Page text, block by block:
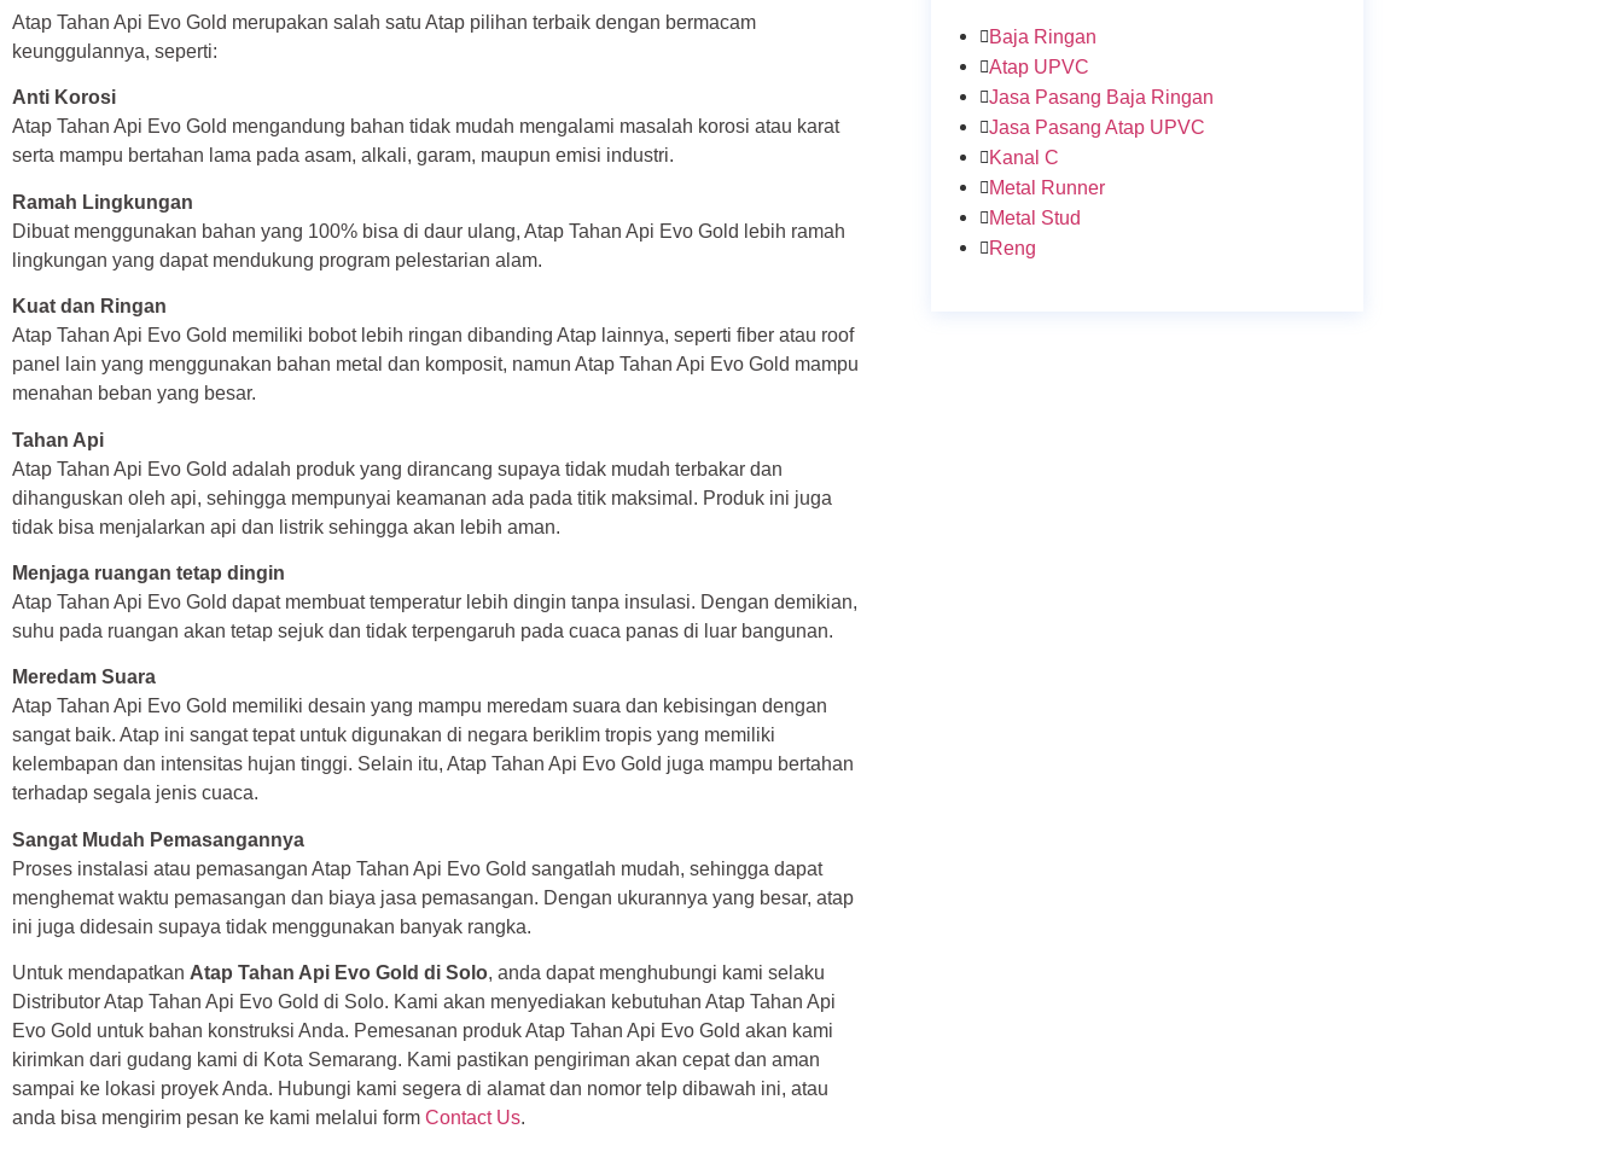
Atap Tahan Api Evo Gold merupakan salah satu Atap pilihan terbaik dengan bermacam
keunggulannya, seperti:
Anti Korosi
Atap Tahan Api Evo Gold mengandung bahan tidak mudah mengalami masalah korosi atau karat
serta mampu bertahan lama pada asam, alkali, garam, maupun emisi industri.
Ramah Lingkungan
Dibuat menggunakan bahan yang 100% bisa di daur ulang, Atap Tahan Api Evo Gold lebih ramah
lingkungan yang dapat mendukung program pelestarian alam.
Kuat dan Ringan
Atap Tahan Api Evo Gold memiliki bobot lebih ringan dibanding Atap lainnya, seperti fiber atau roof
panel lain yang menggunakan bahan metal dan komposit, namun Atap Tahan Api Evo Gold mampu
menahan beban yang besar.
Tahan Api
Atap Tahan Api Evo Gold adalah produk yang dirancang supaya tidak mudah terbakar dan
dihanguskan oleh api, sehingga mempunyai keamanan ada pada titik maksimal. Produk ini juga
tidak bisa menjalarkan api dan listrik sehingga akan lebih aman.
Menjaga ruangan tetap dingin
Atap Tahan Api Evo Gold dapat membuat temperatur lebih dingin tanpa insulasi. Dengan demikian,
suhu pada ruangan akan tetap sejuk dan tidak terpengaruh pada cuaca panas di luar bangunan.
Meredam Suara
Atap Tahan Api Evo Gold memiliki desain yang mampu meredam suara dan kebisingan dengan
sangat baik. Atap ini sangat tepat untuk digunakan di negara beriklim tropis yang memiliki
kelembapan dan intensitas hujan tinggi. Selain itu, Atap Tahan Api Evo Gold juga mampu bertahan
terhadap segala jenis cuaca.
Sangat Mudah Pemasangannya
Proses instalasi atau pemasangan Atap Tahan Api Evo Gold sangatlah mudah, sehingga dapat
menghemat waktu pemasangan dan biaya jasa pemasangan. Dengan ukurannya yang besar, atap
ini juga didesain supaya tidak menggunakan banyak rangka.
Untuk mendapatkan Atap Tahan Api Evo Gold di Solo, anda dapat menghubungi kami selaku
Distributor Atap Tahan Api Evo Gold di Solo. Kami akan menyediakan kebutuhan Atap Tahan Api
Evo Gold untuk bahan konstruksi Anda. Pemesanan produk Atap Tahan Api Evo Gold akan kami
kirimkan dari gudang kami di Kota Semarang. Kami pastikan pengiriman akan cepat dan aman
sampai ke lokasi proyek Anda. Hubungi kami segera di alamat dan nomor telp dibawah ini, atau
anda bisa mengirim pesan ke kami melalui form Contact Us.
Baja Ringan
Atap UPVC
Jasa Pasang Baja Ringan
Jasa Pasang Atap UPVC
Kanal C
Metal Runner
Metal Stud
Reng